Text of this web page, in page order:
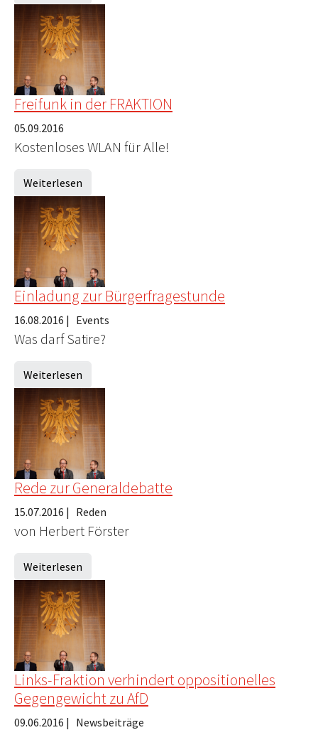
Freifunk in der FRAKTION
05.09.2016
Kostenloses WLAN für Alle!
Weiterlesen
Einladung zur Bürgerfragestunde
16.08.2016 | Events
Was darf Satire?
Weiterlesen
Rede zur Generaldebatte
15.07.2016 | Reden
von Herbert Förster
Weiterlesen
Links-Fraktion verhindert oppositionelles
Gegengewicht zu AfD
09.06.2016 | Newsbeiträge